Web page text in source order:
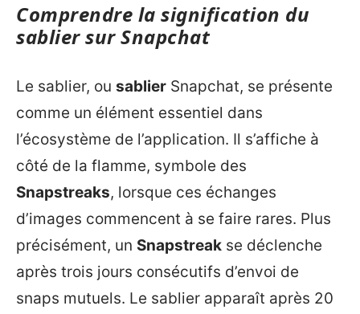
Comprendre la signification du
sablier sur Snapchat
Le sablier, ou sablier Snapchat, se présente
comme un élément essentiel dans
l’écosystème de l’application. Il s’affiche à
côté de la flamme, symbole des
Snapstreaks, lorsque ces échanges
d’images commencent à se faire rares. Plus
précisément, un Snapstreak se déclenche
après trois jours consécutifs d’envoi de
snaps mutuels. Le sablier apparaît après 20